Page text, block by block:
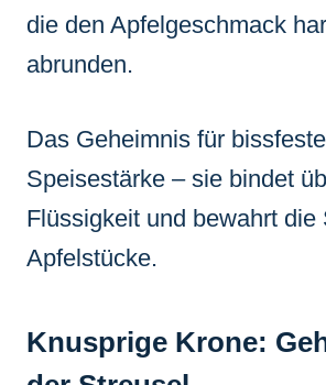
die den Apfelgeschmack
abrunden.
Das Geheimnis für
Speisestärke – sie bindet
Flüssigkeit und bewahrt die
Apfelstücke.
Knusprige Krone: